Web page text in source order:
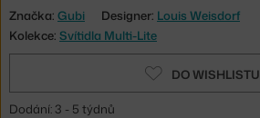
Značka: Gubi Designer: Louis Weisdorf
Kolekce: Svítidla Multi-Lite
DO WISHLISTU
Dodání: 3 - 5 týdnů